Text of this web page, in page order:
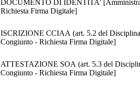
DOCUMENTO DI IDENTITA'
Richiesta Firma Digitale]
ISCRIZIONE CCIAA (art. 5.2 del
Congiunto - Richiesta Firma Digitale]
ATTESTAZIONE SOA (art. 5.3 del
Congiunto - Richiesta Firma Digitale]